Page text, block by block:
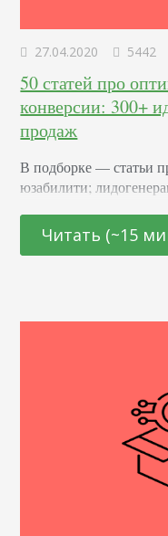
27.04.2020 5442
50 статей про
конверсии: 300+
продаж
В подборке — статьи
юзабилити;
сможете применить
статей может
конверсия,…
Читать (~15